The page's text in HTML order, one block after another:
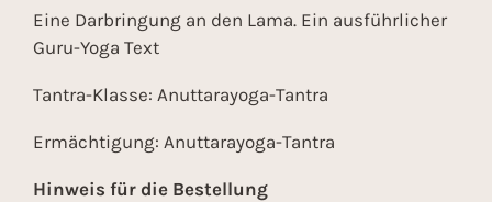
Eine Darbringung an den Lama. Ein ausführlicher
Guru-Yoga Text
Tantra-Klasse: Anuttarayoga-Tantra
Ermächtigung: Anuttarayoga-Tantra
Hinweis für die Bestellung